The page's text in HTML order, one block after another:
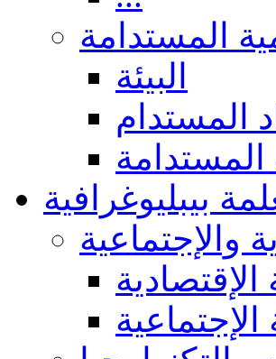
المستدامة
البيئة
المستدام
بيبليوغرافية
والإجتماعية
الإقتصادية
الإجتماعية